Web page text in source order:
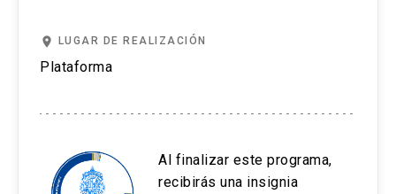
Identificar los requerimientos necesarios para la
organización.
Elaborar las métricas para la gestión de
procesos de negocio en la organización.
El alumno que no cumpla con una de estas
exigencias reprueba automáticamente sin
perteneciente a un diplomado, en Educación
Profesional Ingeniería UC ofrecemos la
place LUGAR DE REALIZACIÓN
Plataforma
Al finalizar este programa,
recibirás una insignia